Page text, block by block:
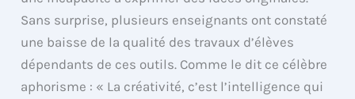
Sans surprise, plusieurs enseignants ont constaté
une baisse de la qualité des travaux d’élèves
dépendants de ces outils. Comme le dit ce célèbre
aphorisme : « La créativité, c’est l’intelligence qui